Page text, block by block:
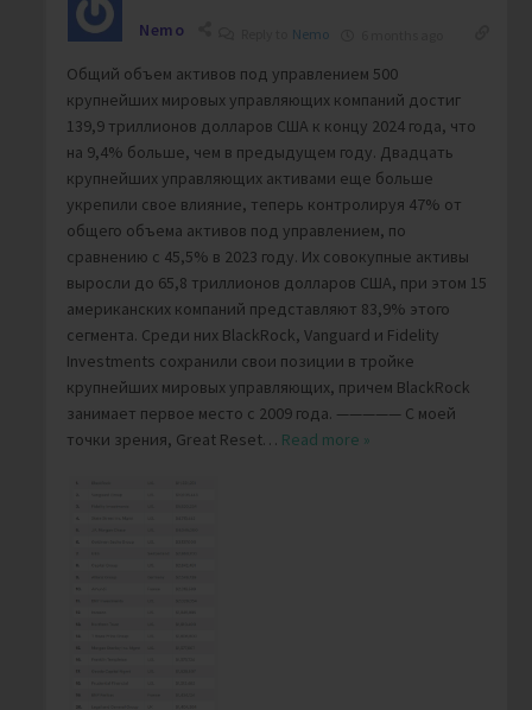
Nemo Nemo
Общий объем активов под управлением 500
крупнейших мировых управляющих компаний достиг
139,9 триллионов долларов США к концу 2024 года, что
на 9,4% больше, чем в предыдущем году. Двадцать
крупнейших управляющих активами еще больше
укрепили свое влияние, теперь контролируя 47% от
общего объема активов под управлением, по
сравнению с 45,5% в 2023 году. Их совокупные активы
выросли до 65,8 триллионов долларов США, при этом 15
американских компаний представляют 83,9% этого
сегмента. Среди них BlackRock, Vanguard и Fidelity
Investments сохранили свои позиции в тройке
крупнейших мировых управляющих, причем BlackRock
занимает первое место с 2009 года. ————— С моей
точки зрения, Great Reset… Read more »